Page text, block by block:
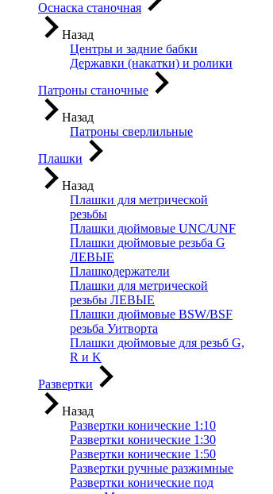
Оснаска станочная
Назад
Центры и задние бабки
Державки (накатки) и ролики
Патроны станочные
Назад
Патроны сверлильные
Плашки
Назад
Плашки для метрической
резьбы
Плашки дюймовые UNC/UNF
Плашки дюймовые резьба G
ЛЕВЫЕ
Плашкодержатели
Плашки для метрической
резьбы ЛЕВЫЕ
Плашки дюймовые BSW/BSF
резьба Уитворта
Плашки дюймовые для резьб G,
R и K
Развертки
Назад
Развертки конические 1:10
Развертки конические 1:30
Развертки конические 1:50
Развертки ручные разжимные
Развертки конические под